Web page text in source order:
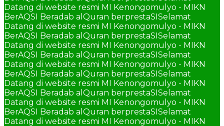
Datang di website resmi MI Kenongomulyo - MIKN
BerAQSI Beradab alQuran berprestaSISelamat
Datang di website resmi MI Kenongomulyo - MIKN
BerAQSI Beradab alQuran berprestaSISelamat
Datang di website resmi MI Kenongomulyo - MIKN
BerAQSI Beradab alQuran berprestaSISelamat
Datang di website resmi MI Kenongomulyo - MIKN
BerAQSI Beradab alQuran berprestaSISelamat
Datang di website resmi MI Kenongomulyo - MIKN
BerAQSI Beradab alQuran berprestaSISelamat
Datang di website resmi MI Kenongomulyo - MIKN
BerAQSI Beradab alQuran berprestaSISelamat
Datang di website resmi MI Kenongomulyo - MIKN